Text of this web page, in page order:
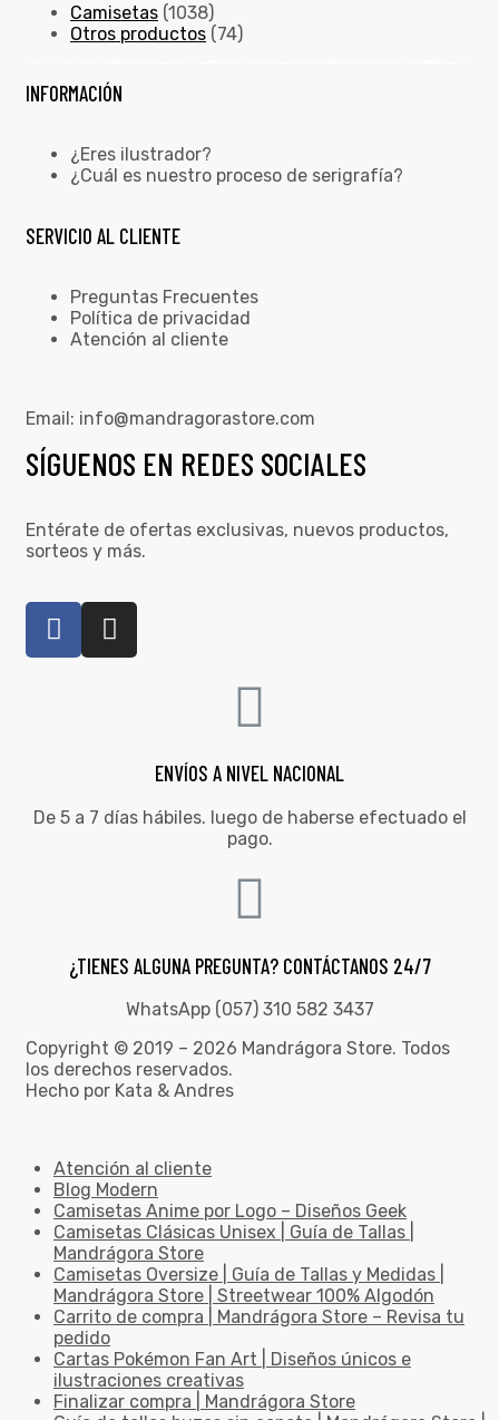
Camisetas (1038)
Otros productos (74)
INFORMACIÓN
¿Eres ilustrador?
¿Cuál es nuestro proceso de serigrafía?
SERVICIO AL CLIENTE
Preguntas Frecuentes
Política de privacidad
Atención al cliente
Email: info@mandragorastore.com
SÍGUENOS EN REDES SOCIALES
Entérate de ofertas exclusivas, nuevos productos,
sorteos y más.
ENVÍOS A NIVEL NACIONAL
De 5 a 7 días hábiles. luego de haberse efectuado el
pago.
¿TIENES ALGUNA PREGUNTA? CONTÁCTANOS 24/7
WhatsApp (057) 310 582 3437
Copyright © 2019 – 2026 Mandrágora Store. Todos
los derechos reservados.
Hecho por Kata & Andres
Atención al cliente
Blog Modern
Camisetas Anime por Logo – Diseños Geek
Camisetas Clásicas Unisex | Guía de Tallas |
Mandrágora Store
Camisetas Oversize | Guía de Tallas y Medidas |
Mandrágora Store | Streetwear 100% Algodón
Carrito de compra | Mandrágora Store – Revisa tu
pedido
Cartas Pokémon Fan Art | Diseños únicos e
ilustraciones creativas
Finalizar compra | Mandrágora Store